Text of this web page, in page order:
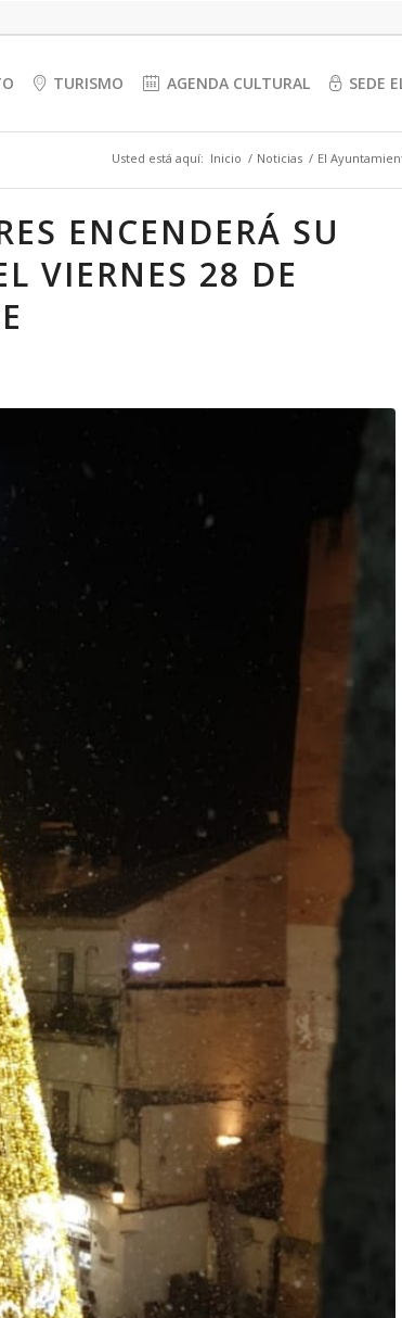
TURISMO AGENDA CULTURAL SEDE
Usted está aquí: Inicio / Noticias / El
ENCENDERÁ SU
VIERNES 28 DE